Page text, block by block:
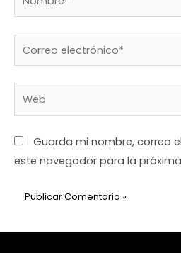
Guarda mi nombre, correo
este navegador para la